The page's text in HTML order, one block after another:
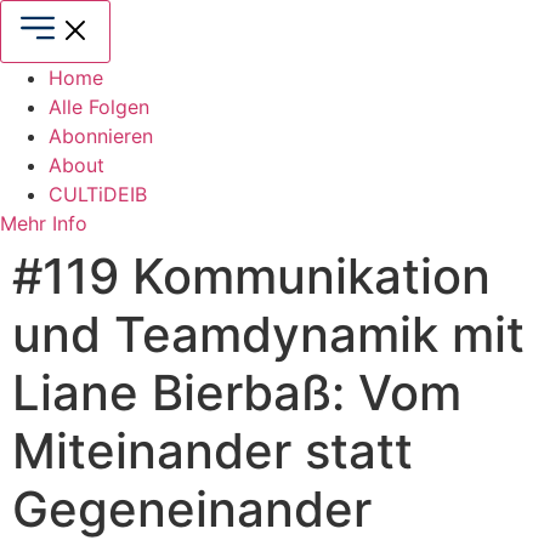
Zum
Inhalt
springenHome
Alle Folgen
Abonnieren
About
CULTiDEIB
Mehr Info
#119 Kommunikation
und Teamdynamik mit
Liane Bierbaß: Vom
Miteinander statt
Gegeneinander